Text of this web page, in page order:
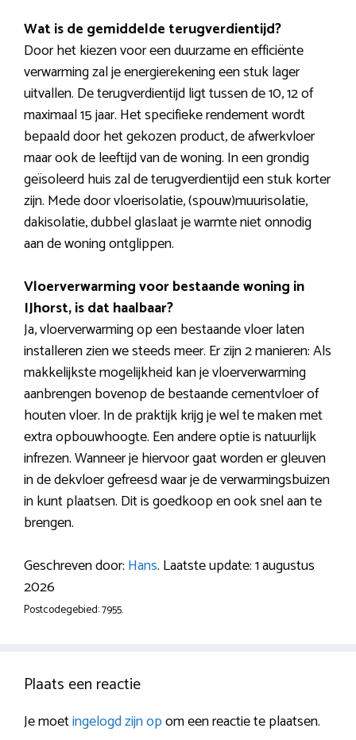
Wat is de gemiddelde terugverdientijd?
Door het kiezen voor een duurzame en efficiënte
verwarming zal je energierekening een stuk lager
uitvallen. De terugverdientijd ligt tussen de 10, 12 of
maximaal 15 jaar. Het specifieke rendement wordt
bepaald door het gekozen product, de afwerkvloer
maar ook de leeftijd van de woning. In een grondig
geïsoleerd huis zal de terugverdientijd een stuk korter
zijn. Mede door vloerisolatie, (spouw)muurisolatie,
dakisolatie, dubbel glaslaat je warmte niet onnodig
aan de woning ontglippen.
Vloerverwarming voor bestaande woning in
IJhorst, is dat haalbaar?
Ja, vloerverwarming op een bestaande vloer laten
installeren zien we steeds meer. Er zijn 2 manieren: Als
makkelijkste mogelijkheid kan je vloerverwarming
aanbrengen bovenop de bestaande cementvloer of
houten vloer. In de praktijk krijg je wel te maken met
extra opbouwhoogte. Een andere optie is natuurlijk
infrezen. Wanneer je hiervoor gaat worden er gleuven
in de dekvloer gefreesd waar je de verwarmingsbuizen
in kunt plaatsen. Dit is goedkoop en ook snel aan te
brengen.
Geschreven door: Hans. Laatste update: 1 augustus
2026
Postcodegebied: 7955.
Plaats een reactie
Je moetingelogd zijn opom een reactie te plaatsen.